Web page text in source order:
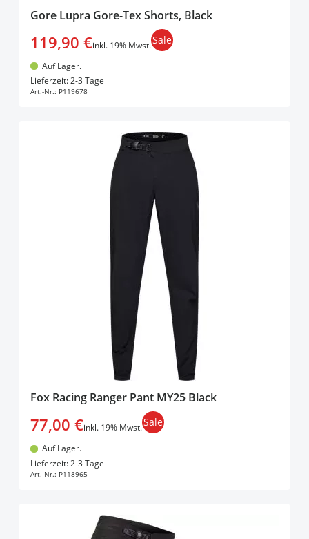
Gore Lupra Gore-Tex Shorts, Black
119,90 €inkl. 19% Mwst.Sale
Auf Lager.
Lieferzeit: 2-3 Tage
Art.-Nr.: P119678
Fox Racing Ranger Pant MY25 Black
77,00 €inkl. 19% Mwst.Sale
Auf Lager.
Lieferzeit: 2-3 Tage
Art.-Nr.: P118965